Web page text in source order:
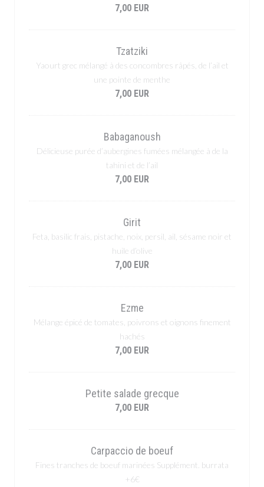
7,00 EUR
Tzatziki
Yaourt grec mélangé à des concombres râpés, de l’ail et
une pointe de menthe
7,00 EUR
Babaganoush
Délicieuse purée d’aubergines fumées mélangée à de la
tahini et de l’ail
7,00 EUR
Girit
Feta, basilic frais, pistache, noix, persil, ail, sésame noir et
huile d’olive
7,00 EUR
Ezme
Mélange épicé de tomates, poivrons et oignons finement
hachés
7,00 EUR
Petite salade grecque
7,00 EUR
Carpaccio de boeuf
Fines tranches de boeuf marinées Supplément. burrata
+6€